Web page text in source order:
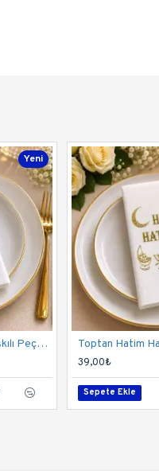
Yeni
Toptan Hatim Hatırası Baskılı Peçete 12 Adet Gümüş Renk
39,00₺
Sepete Ekle